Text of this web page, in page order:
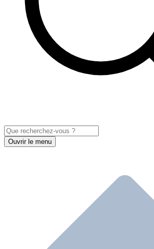
Ouvrir le menu